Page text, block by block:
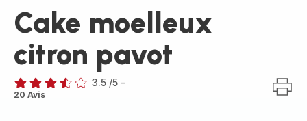
Cake moelleux
citron pavot
ratings.3.5
3.5 /5 -
20 Avis